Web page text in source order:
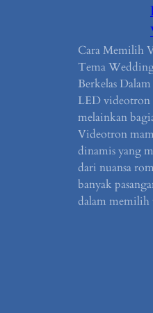
Cara Memilih
Tema
Berkelas
LED videotron
melainkan
Videotron
dinamis yang
dari nuansa
banyak
dalam